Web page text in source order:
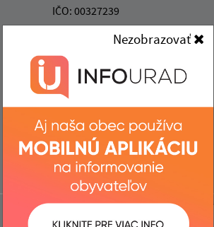
Nezobrazovať
IČO: 00327239